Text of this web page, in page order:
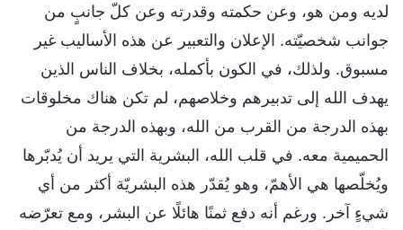
لديه ومن هو، وعن حكمته وقدرته وعن كلّ جانبٍ من
جوانب شخصيّته. الإعلان والتعبير عن هذه الأساليب غير
مسبوق. ولذلك، في الكون بأكمله، بخلاف الناس الذين
يهدف الله إلى تدبيرهم وخلاصهم، لم تكن هناك مخلوقات
بهذه الدرجة من القرب من الله، وبهذه الدرجة من
الحميمية معه. في قلب الله، البشرية التي يريد أن يُدبّرها
ويُخلّصها هي الأهمّ، وهو يُقدّر هذه البشريّة أكثر من أي
شيءٍ آخر. ورغم أنه دفع ثمنًا هائلًا عن البشر، ومع تعرّضه